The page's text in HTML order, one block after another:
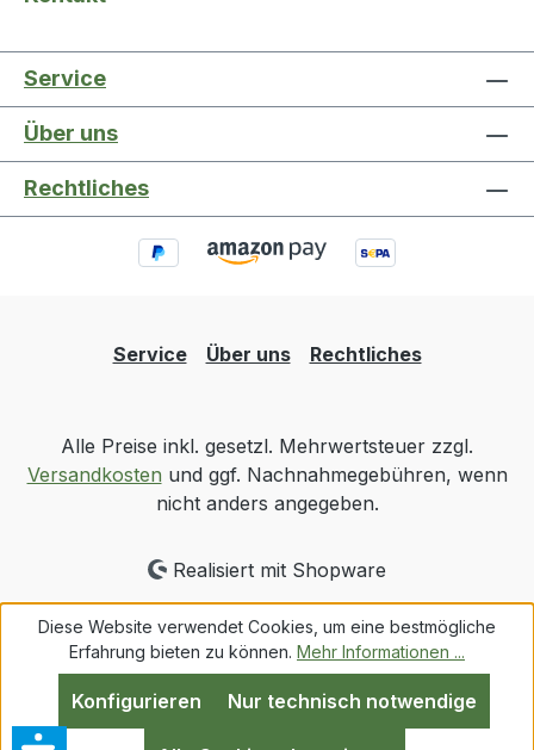
Service
Über uns
Rechtliches
Service Über uns Rechtliches
Alle Preise inkl. gesetzl. Mehrwertsteuer zzgl.
Versandkosten und ggf. Nachnahmegebühren, wenn
nicht anders angegeben.
Realisiert mit Shopware
Diese Website verwendet Cookies, um eine bestmögliche
Erfahrung bieten zu können. Mehr Informationen ...
Nur technisch notwendige
Konfigurieren